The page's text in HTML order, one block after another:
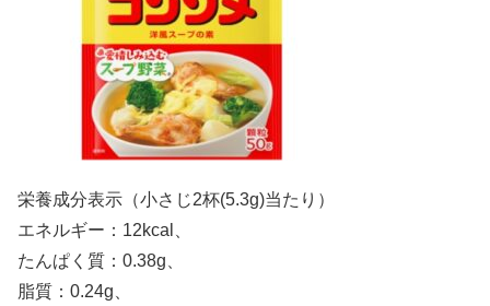
栄養成分表示（小さじ2杯(5.3g)当たり）
エネルギー：12kcal、
たんぱく質：0.38g、
脂質：0.24g、